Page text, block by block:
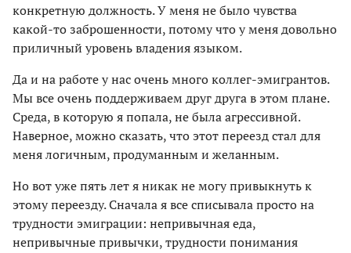
конкретную должность. У меня не было чувства
какой-то заброшенности, потому что у меня довольно
приличный уровень владения языком.
Да и на работе у нас очень много коллег-эмигрантов.
Мы все очень поддерживаем друг друга в этом плане.
Среда, в которую я попала, не была агрессивной.
Наверное, можно сказать, что этот переезд стал для
меня логичным, продуманным и желанным.
Но вот уже пять лет я никак не могу привыкнуть к
этому переезду. Сначала я все списывала просто на
трудности эмиграции: непривычная еда,
непривычные привычки, трудности понимания